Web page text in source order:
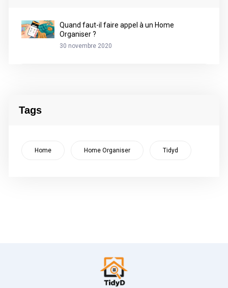
Quand faut-il faire appel à un Home
Organiser ?
30 novembre 2020
Tags
Home Home Organiser Tidyd